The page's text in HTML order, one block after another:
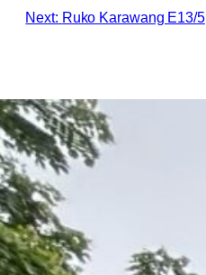
Next: Ruko Karawang E13/5